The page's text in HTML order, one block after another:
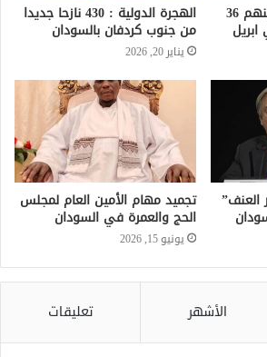
السودان: 500 مفقود بينهم 36 الهجرة الدولية : 430 نازحا جديدا
من جنوب كردفان بالسودان
يناير 20, 2026
العنف” تجميد مهام الأمين العام لمجلس
الحج والعمرة في السودان
يونيو 15, 2026
الأشهر تعليقات